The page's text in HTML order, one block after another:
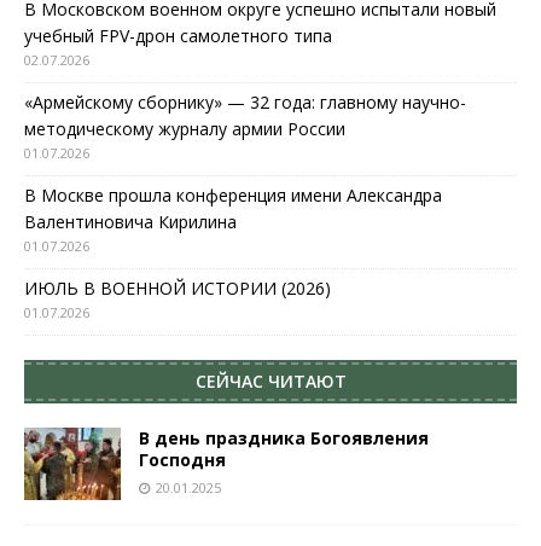
В Московском военном округе успешно испытали новый
учебный FPV-дрон самолетного типа
02.07.2026
«Армейскому сборнику» — 32 года: главному научно-
методическому журналу армии России
01.07.2026
В Москве прошла конференция имени Александра
Валентиновича Кирилина
01.07.2026
ИЮЛЬ В ВОЕННОЙ ИСТОРИИ (2026)
01.07.2026
СЕЙЧАС ЧИТАЮТ
В день праздника Богоявления
Господня
20.01.2025